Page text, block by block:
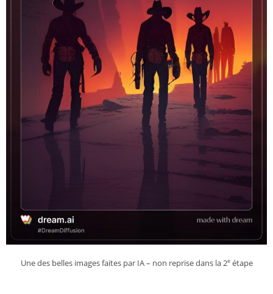
Une des belles images faites par IA – non reprise dans la 2eétape